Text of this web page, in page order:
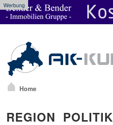
Werbung
Home
REGION POLITIK